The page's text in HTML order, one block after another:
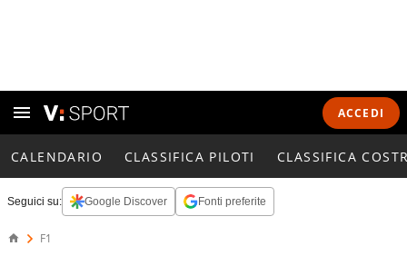
ACCEDI
CALENDARIO CLASSIFICA PILOTI CLASSIFICA
Seguici su: Google Discover Fonti preferite
F1